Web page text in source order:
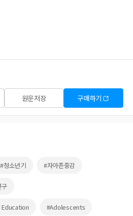
원문저장 구매하기
#청소년기 #자아존중감
#Adolescents